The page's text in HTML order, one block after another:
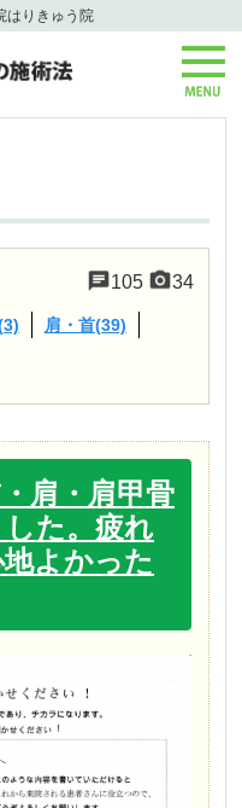
はりきゅう院
105 34
肩・首(39)
肩・肩甲骨
た。疲れ
よかった